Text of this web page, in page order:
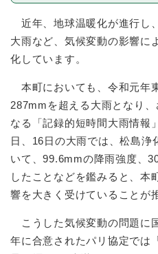
近年、地球温暖化が進行し
大雨など、気候変動の影響に
化しています。
本町においても、令和元年
287mmを超える大雨となり
なる「記録的短時間大雨情報
日、16日の大雨では、松島浄
いて、99.6mmの降雨強度、
したことなどを鑑みると、本
響を大きく受けていることが
こうした気候変動の問題に
年に合意されたパリ協定では